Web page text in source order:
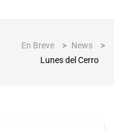
En Breve > News
>
Lunes del Cerro